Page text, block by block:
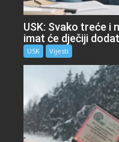
USK: Svako treće i
imat će dječiji
USK Vijesti